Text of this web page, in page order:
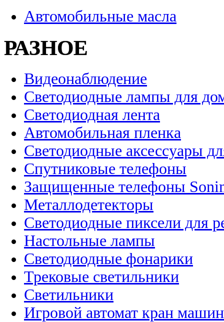
Автомобильные масла
РАЗНОЕ
Видеонаблюдение
Светодиодные лампы для
Светодиодная лента
Автомобильная пленка
Светодиодные аксессуары
Спутниковые телефоны
Защищенные телефоны
Металлодетекторы
Светодиодные пиксели для
Настольные лампы
Светодиодные фонарики
Трековые светильники
Светильники
Игровой автомат кран